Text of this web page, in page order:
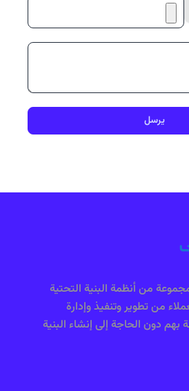
يرسل
من أنظمة البنية التحتية
من تطوير وتنفيذ وإدارة
بهم دون الحاجة إلى إنشاء البنية